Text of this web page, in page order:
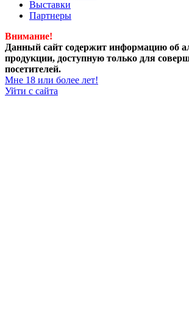
Выставки
Партнеры
Внимание!
Данный сайт содержит информацию об
продукции, доступную только для
посетителей.
Мне 18 или более лет!
Уйти с сайта